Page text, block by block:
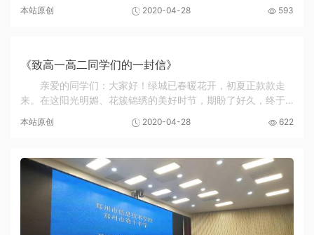
23日，郑州市新冠肺炎疫情防控工作领导小组办...
本站原创 2020-04-28 593
《致高一高二同学们的一封信》
亲爱的同学们：大家好！绿城已春暖花开，初夏正款款走
来。在这阳光明媚、花簇锦绣的美好时节，期盼了好久，终于
有人措手不及。志向远大的你们，返校复学的这...
本站原创 2020-04-28 622